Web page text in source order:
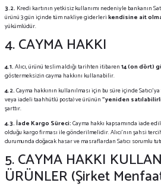
3.2. Kredi kartının yetkisiz kullanımı nedeniyle bankanın
ürünü 3 gün içinde tüm nakliye giderlerikendisine ait
yükümlüdür.
4. CAYMA HAKKI
4.1.Alıcı, ürünü teslim aldığı tarihten itibaren14 (on dört)
göstermeksizin cayma hakkını kullanabilir.
4.2.Cayma hakkının kullanılması için bu süre içinde
veya iadeli taahhütlü posta) ve ürünün"yeniden
şarttır.
4.3.İade Kargo Süreci:Cayma hakkı kapsamında iade
olduğu kargo firması ile gönderilmelidir. Alıcı'nın şahsi
durumunda doğacak hasar ve masraflardan Satıcı sorumlu
5. CAYMA HAKKI
ÜRÜNLER (Şirket